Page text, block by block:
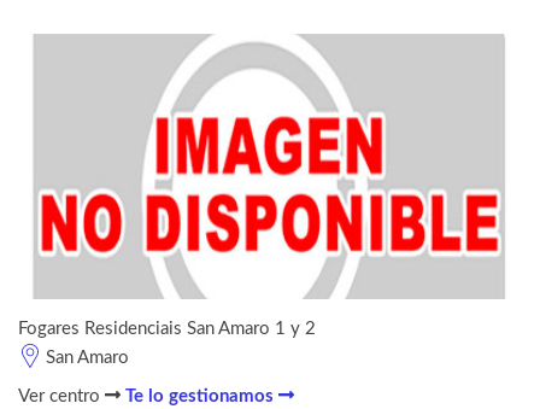
Fogares Residenciais San Amaro 1 y 2
San Amaro
Ver centro Te lo gestionamos